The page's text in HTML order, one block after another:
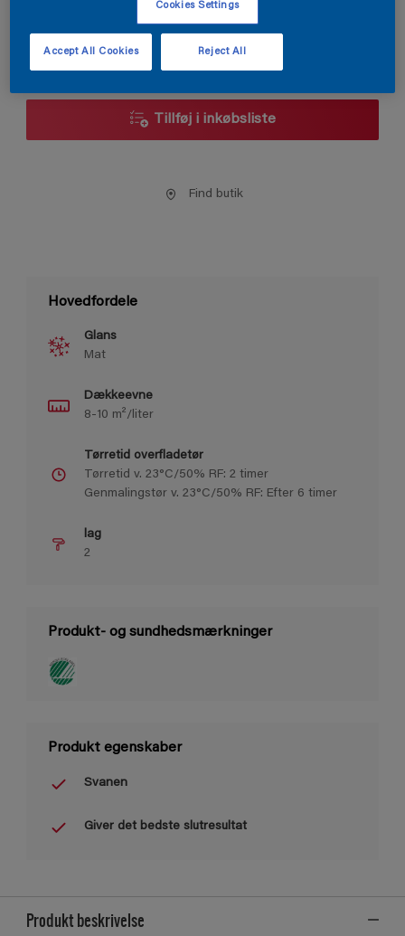
Produkt lommeregner
Tillføj i inkøbsliste
Find butik
Hovedfordele
Glans
Mat
Dækkeevne
8-10 m²/liter
Tørretid overfladetør
Tørretid v. 23°C/50% RF: 2 timer
Genmalingstør v. 23°C/50% RF: Efter 6 timer
lag
2
Produkt- og sundhedsmærkninger
Produkt egenskaber
Svanen
Giver det bedste slutresultat
Produkt beskrivelse
Cookies Settings
Reject All
Accept All Cookies